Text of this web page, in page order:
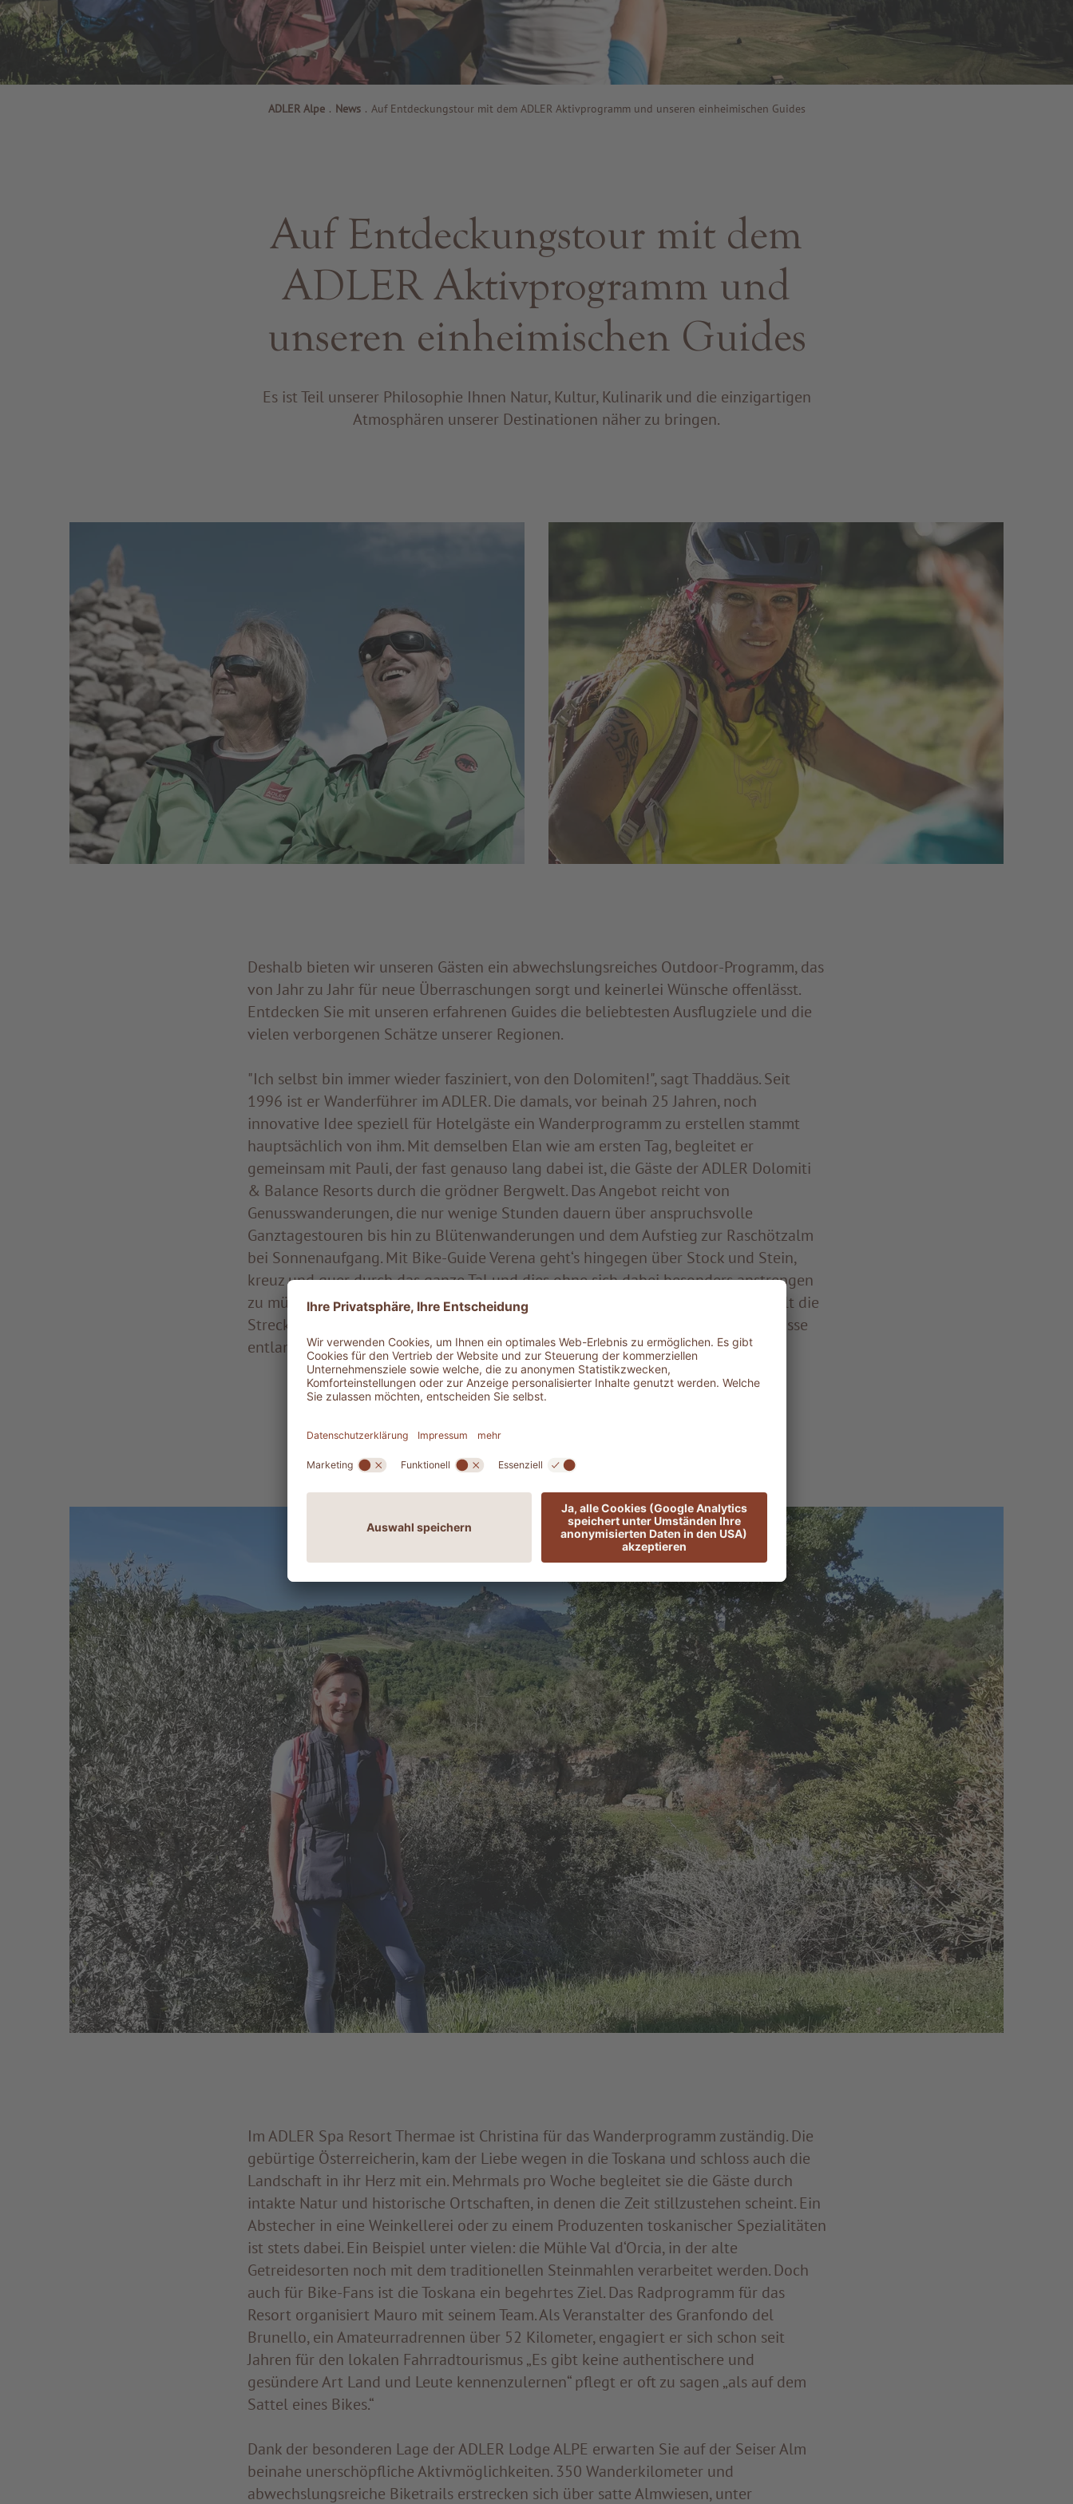
ADLER Alpe . News . Auf Entdeckungstour mit dem ADLER Aktivprogramm und unseren einheimischen Guides
Auf Entdeckungstour mit dem
ADLER Aktivprogramm und
unseren einheimischen Guides
Es ist Teil unserer Philosophie Ihnen Natur, Kultur, Kulinarik und die einzigartigen
Atmosphären unserer Destinationen näher zu bringen.
Deshalb bieten wir unseren Gästen ein abwechslungsreiches Outdoor-Programm, das
von Jahr zu Jahr für neue Überraschungen sorgt und keinerlei Wünsche offenlässt.
Entdecken Sie mit unseren erfahrenen Guides die beliebtesten Ausflugziele und die
vielen verborgenen Schätze unserer Regionen.
"Ich selbst bin immer wieder fasziniert, von den Dolomiten!", sagt Thaddäus. Seit
1996 ist er Wanderführer im ADLER. Die damals, vor beinah 25 Jahren, noch
innovative Idee speziell für Hotelgäste ein Wanderprogramm zu erstellen stammt
hauptsächlich von ihm. Mit demselben Elan wie am ersten Tag, begleitet er
gemeinsam mit Pauli, der fast genauso lang dabei ist, die Gäste der ADLER Dolomiti
& Balance Resorts durch die grödner Bergwelt. Das Angebot reicht von
Genusswanderungen, die nur wenige Stunden dauern über anspruchsvolle
Ganztagestouren bis hin zu Blütenwanderungen und dem Aufstieg zur Raschötzalm
bei Sonnenaufgang. Mit Bike-Guide Verena geht‘s hingegen über Stock und Stein,
kreuz und quer durch das ganze Tal und dies ohne sich dabei besonders anstrengen
zu müssen, dank unserer E-Bikes neuester Generation. Zu Verenas Favoriten zählt die
Strecke von St. Ulrich über St. Jakob ins Langental und der historischen Bahntrasse
entlang zurück ins Hotel.
Im ADLER Spa Resort Thermae ist Christina für das Wanderprogramm zuständig. Die
gebürtige Österreicherin, kam der Liebe wegen in die Toskana und schloss auch die
Landschaft in ihr Herz mit ein. Mehrmals pro Woche begleitet sie die Gäste durch
intakte Natur und historische Ortschaften, in denen die Zeit stillzustehen scheint. Ein
Abstecher in eine Weinkellerei oder zu einem Produzenten toskanischer Spezialitäten
ist stets dabei. Ein Beispiel unter vielen: die Mühle Val d‘Orcia, in der alte
Getreidesorten noch mit dem traditionellen Steinmahlen verarbeitet werden. Doch
auch für Bike-Fans ist die Toskana ein begehrtes Ziel. Das Radprogramm für das
Resort organisiert Mauro mit seinem Team. Als Veranstalter des Granfondo del
Brunello, ein Amateurradrennen über 52 Kilometer, engagiert er sich schon seit
Jahren für den lokalen Fahrradtourismus „Es gibt keine authentischere und
gesündere Art Land und Leute kennenzulernen“ pflegt er oft zu sagen „als auf dem
Sattel eines Bikes.“
Dank der besonderen Lage der ADLER Lodge ALPE erwarten Sie auf der Seiser Alm
beinahe unerschöpfliche Aktivmöglichkeiten. 350 Wanderkilometer und
abwechslungsreiche Biketrails erstrecken sich über satte Almwiesen, unter